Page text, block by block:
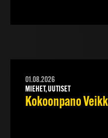
01.08.2026
MIEHET, UUTISET
Kokoonpano